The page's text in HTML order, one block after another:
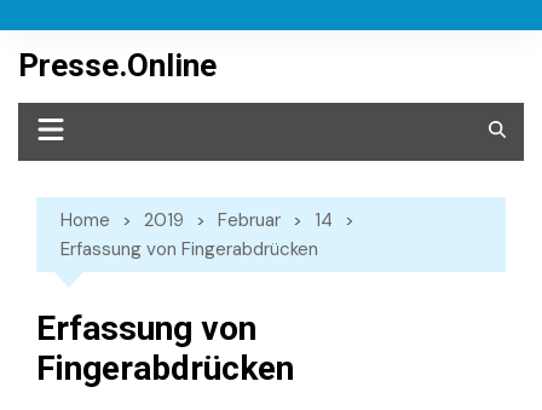
content
Presse.Online
Home 2019 Februar
14
Erfassung von Fingerabdrücken
Erfassung von
Fingerabdrücken